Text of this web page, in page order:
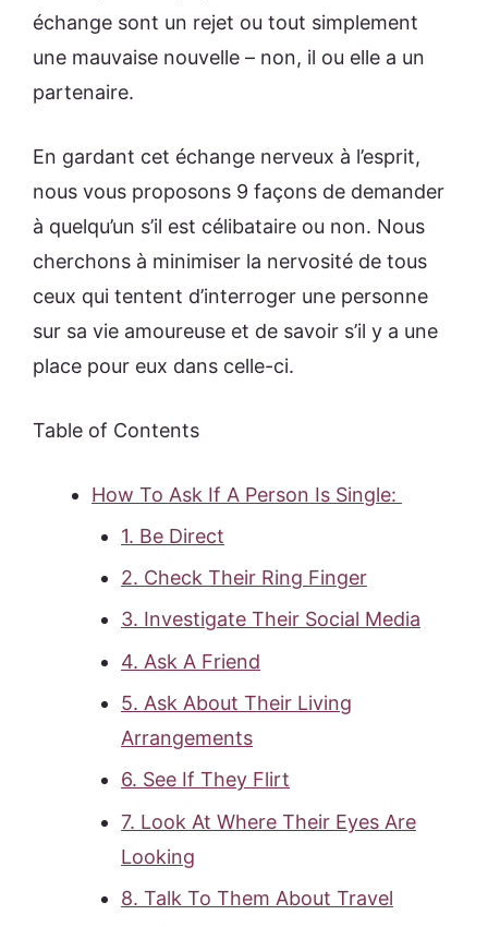
échange sont un rejet ou tout simplement
une mauvaise nouvelle – non, il ou elle a un
partenaire.
En gardant cet échange nerveux à l’esprit,
nous vous proposons 9 façons de demander
à quelqu’un s’il est célibataire ou non. Nous
cherchons à minimiser la nervosité de tous
ceux qui tentent d’interroger une personne
sur sa vie amoureuse et de savoir s’il y a une
place pour eux dans celle-ci.
Table of Contents
How To Ask If A Person Is Single:
1. Be Direct
2. Check Their Ring Finger
3. Investigate Their Social Media
4. Ask A Friend
5. Ask About Their Living
Arrangements
6. See If They Flirt
7. Look At Where Their Eyes Are
Looking
8. Talk To Them About Travel